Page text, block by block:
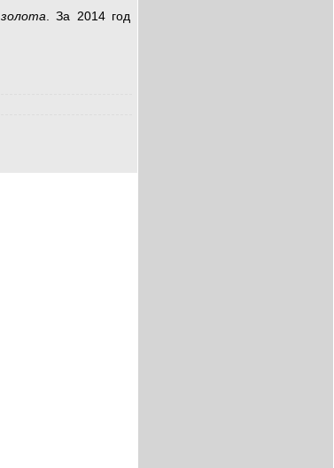
золота . За 2014 год